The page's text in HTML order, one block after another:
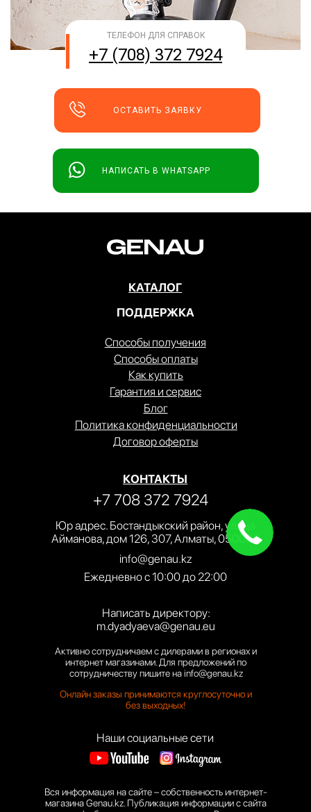
ОСТАВИТЬ ЗАЯВКУ
ТЕЛЕФОН ДЛЯ СПРАВОК
+7 (708) 372 7924
НАПИСАТЬ В WHATSAPP